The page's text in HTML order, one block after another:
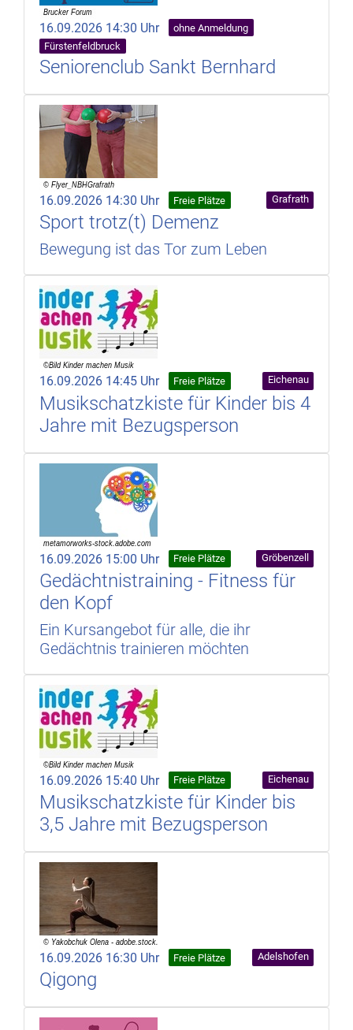
16.09.2026 14:30 Uhr
ohne Anmeldung
Fürstenfeldbruck
Seniorenclub Sankt Bernhard
16.09.2026 14:30 Uhr Freie Plätze Grafrath
Sport trotz(t) Demenz
Bewegung ist das Tor zum Leben
16.09.2026 14:45 Uhr Freie Plätze Eichenau
Musikschatzkiste für Kinder bis 4
Jahre mit Bezugsperson
16.09.2026 15:00 Uhr Freie Plätze Gröbenzell
Gedächtnistraining - Fitness für
den Kopf
Ein Kursangebot für alle, die ihr
Gedächtnis trainieren möchten
16.09.2026 15:40 Uhr Freie Plätze Eichenau
Musikschatzkiste für Kinder bis
3,5 Jahre mit Bezugsperson
16.09.2026 16:30 Uhr Freie Plätze Adelshofen
Qigong